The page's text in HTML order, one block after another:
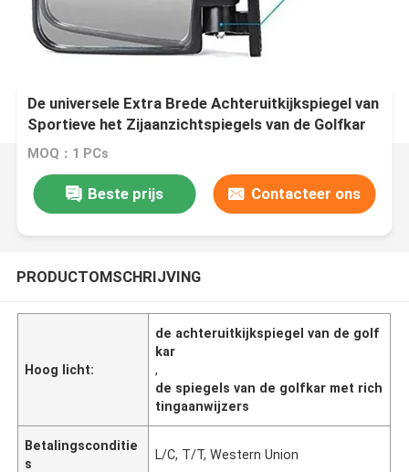
De universele Extra Brede Achteruitkijkspiegel van
Sportieve het Zijaanzichtspiegels van de Golfkar
MOQ：1 PCs
Beste prijs Contacteer ons
PRODUCTOMSCHRIJVING
Hoog licht:
de achteruitkijkspiegel van de golf
kar
,
de spiegels van de golfkar met rich
tingaanwijzers
Betalingsconditie
s
L/C, T/T, Western Union